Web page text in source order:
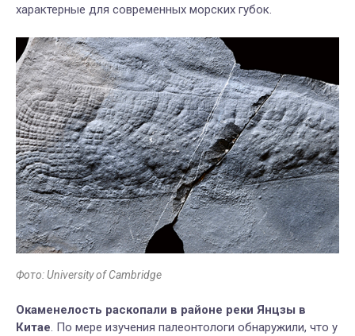
характерные для современных морских губок.
Фото: University of Cambridge
Окаменелость раскопали в районе реки Янцзы в
Китае. По мере изучения палеонтологи обнаружили, что у